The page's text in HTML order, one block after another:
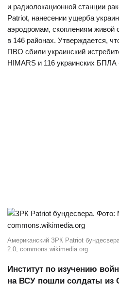
и радиолокационной станции
Patriot, нанесении ущерба
аэродромам, скоплениям живой
в 146 районах. Утверждается,
ПВО сбили украинский
HIMARS и 116 украинских БПЛА
Американский ЗРК Patriot
2.0, commons.wikimedia.org
Институт по изучению
на ВСУ пошли солдаты из